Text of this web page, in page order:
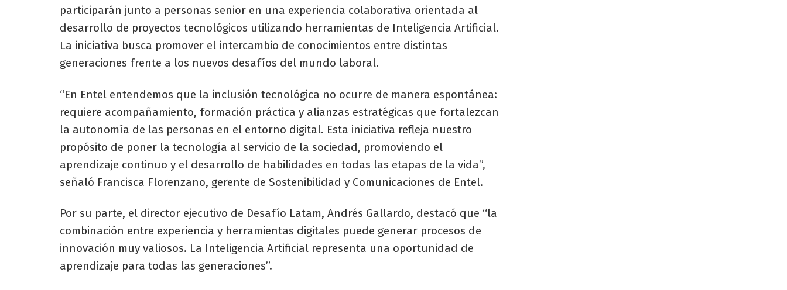
participarán junto a personas senior en una experiencia colaborativa orientada al
desarrollo de proyectos tecnológicos utilizando herramientas de Inteligencia Artificial.
La iniciativa busca promover el intercambio de conocimientos entre distintas
generaciones frente a los nuevos desafíos del mundo laboral.
“En Entel entendemos que la inclusión tecnológica no ocurre de manera espontánea:
requiere acompañamiento, formación práctica y alianzas estratégicas que fortalezcan
la autonomía de las personas en el entorno digital. Esta iniciativa refleja nuestro
propósito de poner la tecnología al servicio de la sociedad, promoviendo el
aprendizaje continuo y el desarrollo de habilidades en todas las etapas de la vida”,
señaló Francisca Florenzano, gerente de Sostenibilidad y Comunicaciones de Entel.
Por su parte, el director ejecutivo de Desafío Latam, Andrés Gallardo, destacó que “la
combinación entre experiencia y herramientas digitales puede generar procesos de
innovación muy valiosos. La Inteligencia Artificial representa una oportunidad de
aprendizaje para todas las generaciones”.